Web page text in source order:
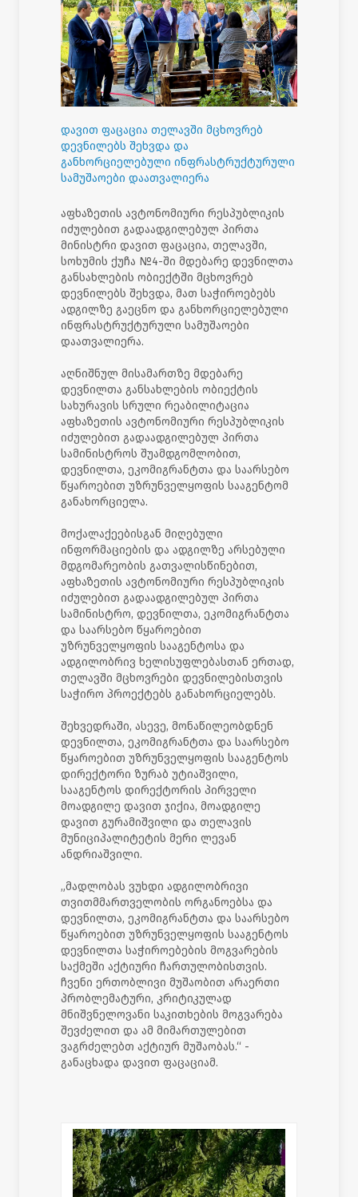
დავით ფაცაცია თელავში მცხოვრებ
დევნილებს შეხვდა და
განხორციელებული ინფრასტრუქტურული
სამუშაოები დაათვალიერა
აფხაზეთის ავტონომიური რესპუბლიკის
იძულებით გადაადგილებულ პირთა
მინისტრი დავით ფაცაცია, თელავში,
სოხუმის ქუჩა №4-ში მდებარე დევნილთა
განსახლების ობიექტში მცხოვრებ
დევნილებს შეხვდა, მათ საჭიროებებს
ადგილზე გაეცნო და განხორციელებული
ინფრასტრუქტურული სამუშაოები
დაათვალიერა.
აღნიშნულ მისამართზე მდებარე
დევნილთა განსახლების ობიექტის
სახურავის სრული რეაბილიტაცია
აფხაზეთის ავტონომიური რესპუბლიკის
იძულებით გადაადგილებულ პირთა
სამინისტროს შუამდგომლობით,
დევნილთა, ეკომიგრანტთა და საარსებო
წყაროებით უზრუნველყოფის სააგენტომ
განახორციელა.
მოქალაქეებისგან მიღებული
ინფორმაციების და ადგილზე არსებული
მდგომარეობის გათვალისწინებით,
აფხაზეთის ავტონომიური რესპუბლიკის
იძულებით გადაადგილებულ პირთა
სამინისტრო, დევნილთა, ეკომიგრანტთა
და საარსებო წყაროებით
უზრუნველყოფის სააგენტოსა და
ადგილობრივ ხელისუფლებასთან ერთად,
თელავში მცხოვრები დევნილებისთვის
საჭირო პროექტებს განახორციელებს.
შეხვედრაში, ასევე, მონაწილეობდნენ
დევნილთა, ეკომიგრანტთა და საარსებო
წყაროებით უზრუნველყოფის სააგენტოს
დირექტორი ზურაბ უტიაშვილი,
სააგენტოს დირექტორის პირველი
მოადგილე დავით ჯიქია, მოადგილე
დავით გურამიშვილი და თელავის
მუნიციპალიტეტის მერი ლევან
ანდრიაშვილი.
„მადლობას ვუხდი ადგილობრივი
თვითმმართველობის ორგანოებსა და
დევნილთა, ეკომიგრანტთა და საარსებო
წყაროებით უზრუნველყოფის სააგენტოს
დევნილთა საჭიროებების მოგვარების
საქმეში აქტიური ჩართულობისთვის.
ჩვენი ერთობლივი მუშაობით არაერთი
პრობლემატური, კრიტიკულად
მნიშვნელოვანი საკითხების მოგვარება
შევძელით და ამ მიმართულებით
ვაგრძელებთ აქტიურ მუშაობას.“ -
განაცხადა დავით ფაცაციამ.